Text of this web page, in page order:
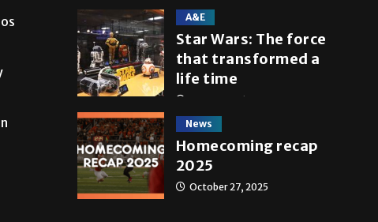
A&E
Star Wars: The force
that transformed a
life time
News
Homecoming recap
2025
October 27, 2025